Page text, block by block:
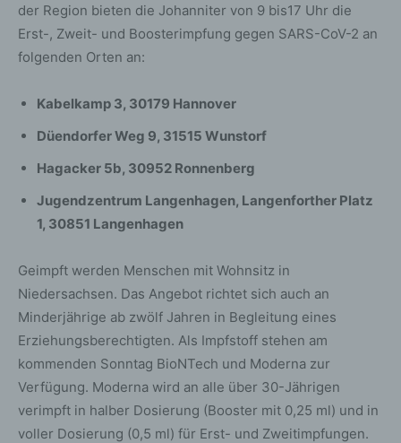
der Region bieten die Johanniter von 9 bis17 Uhr die
Erst-, Zweit- und Boosterimpfung gegen SARS-CoV-2 an
folgenden Orten an:
Kabelkamp 3, 30179 Hannover
Düendorfer Weg 9, 31515 Wunstorf
Hagacker 5b, 30952 Ronnenberg
Jugendzentrum Langenhagen, Langenforther Platz
1, 30851 Langenhagen
Geimpft werden Menschen mit Wohnsitz in
Niedersachsen. Das Angebot richtet sich auch an
Minderjährige ab zwölf Jahren in Begleitung eines
Erziehungsberechtigten. Als Impfstoff stehen am
kommenden Sonntag BioNTech und Moderna zur
Verfügung. Moderna wird an alle über 30-Jährigen
verimpft in halber Dosierung (Booster mit 0,25 ml) und in
voller Dosierung (0,5 ml) für Erst- und Zweitimpfungen.